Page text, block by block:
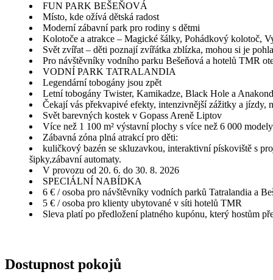
FUN PARK BEŠEŇOVÁ
Místo, kde ožívá dětská radost
Moderní zábavní park pro rodiny s dětmi
Kolotoče a atrakce – Magické šálky, Pohádkový kolotoč,
Svět zvířat – děti poznají zvířátka zblízka, mohou si je
Pro návštěvníky vodního parku Bešeňová a hotelů TMR
VODNÍ PARK TATRALANDIA
Legendární tobogány jsou zpět
Letní tobogány Twister, Kamikadze, Black Hole a
Čekají vás překvapivé efekty, intenzivnější zážitky a jízdy,
Svět barevných kostek v Gopass Areně Liptov
Více než 1 100 m² výstavní plochy s více než 6 000
Zábavná zóna plná atrakcí pro děti:
kuličkový bazén se skluzavkou, interaktivní pískoviště s
šipky,zábavní automaty.
V provozu od 20. 6. do 30. 8. 2026
SPECIÁLNÍ NABÍDKA
6 € / osoba pro návštěvníky vodních parků Tatralandia a
5 € / osoba pro klienty ubytované v síti hotelů TMR
Sleva platí po předložení platného kupónu, který hostům
Dostupnost pokojů